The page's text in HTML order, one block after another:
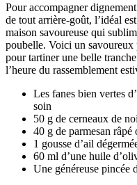
Pour accompagner
de tout arrière-goût, l’idéal
maison savoureuse qui
poubelle. Voici un savoureux
pour tartiner une belle
l’heure du rassemblement
Les fanes bien vertes
soin
50 g de cerneaux de
40 g de parmesan râpé
1 gousse d’ail
60 ml d’une huile
Une généreuse pincée